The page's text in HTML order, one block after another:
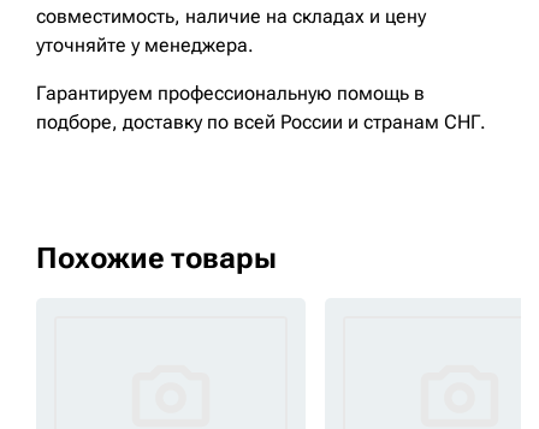
совместимость, наличие на складах и цену
уточняйте у менеджера.
Гарантируем профессиональную помощь в
подборе, доставку по всей России и странам СНГ.
Похожие товары